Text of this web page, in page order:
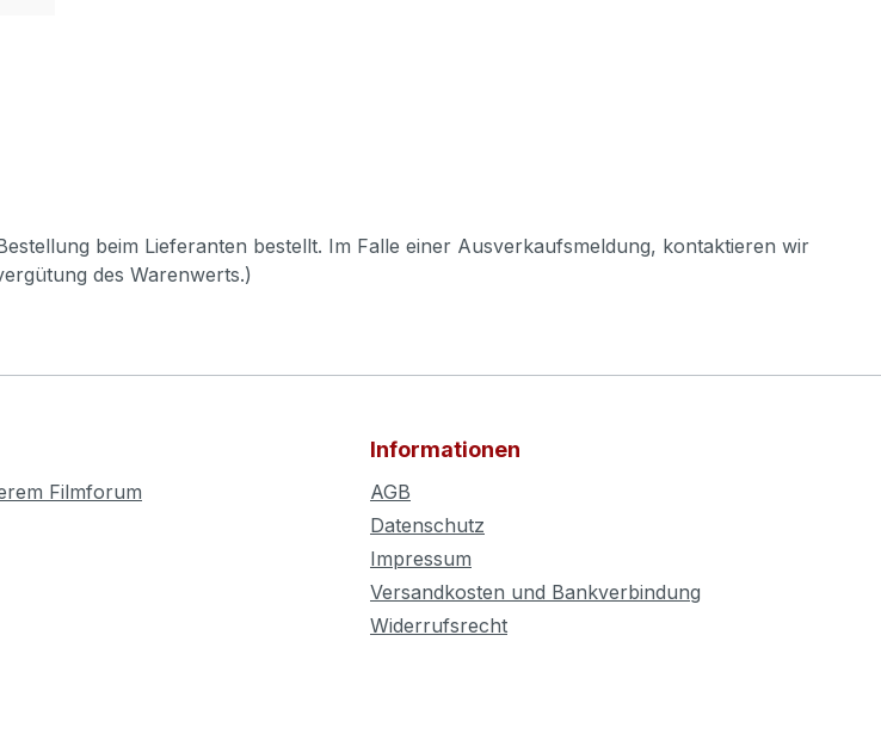
beim Lieferanten bestellt. Im Falle einer Ausverkaufsmeldung, kontaktieren wir
des Warenwerts.)
Filmforum
Informationen
AGB
Datenschutz
Impressum
Versandkosten und Bankverbindung
Widerrufsrecht